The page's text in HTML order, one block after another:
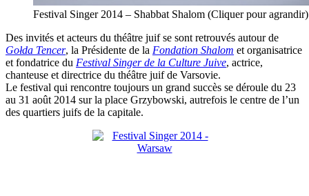
Festival Singer 2014 – Shabbat Shalom (Cliquer pour
Des invités et acteurs du théâtre juif se sont retrouvés autour de
Gołda Tencer, la Présidente de la Fondation Shalom et organisatrice
et fondatrice du Festival Singer de la Culture Juive, actrice,
chanteuse et directrice du théâtre juif de Varsovie.
Le festival qui rencontre toujours un grand succès se déroule du 23
au 31 août 2014 sur la place Grzybowski, autrefois le centre de l’un
des quartiers juifs de la capitale.